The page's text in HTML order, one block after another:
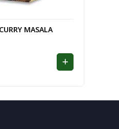
MASALA